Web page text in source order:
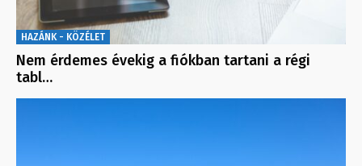
HAZÁNK - KÖZÉLET
Nem érdemes évekig a fiókban tartani a régi
tabl…